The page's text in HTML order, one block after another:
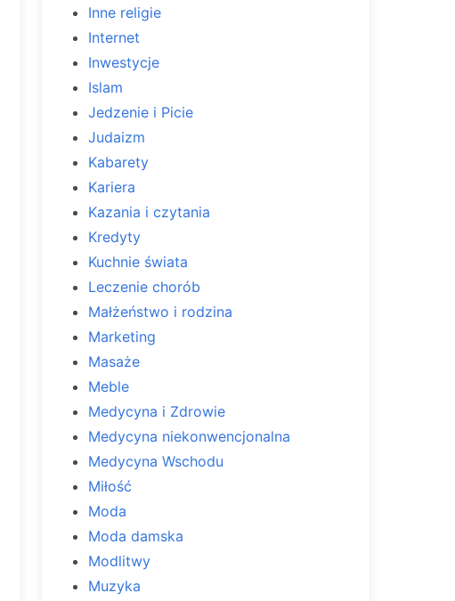
Inne religie
Internet
Inwestycje
Islam
Jedzenie i Picie
Judaizm
Kabarety
Kariera
Kazania i czytania
Kredyty
Kuchnie świata
Leczenie chorób
Małżeństwo i rodzina
Marketing
Masaże
Meble
Medycyna i Zdrowie
Medycyna niekonwencjonalna
Medycyna Wschodu
Miłość
Moda
Moda damska
Modlitwy
Muzyka